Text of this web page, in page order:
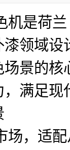
机是荷
领域
景的
满足
场，适